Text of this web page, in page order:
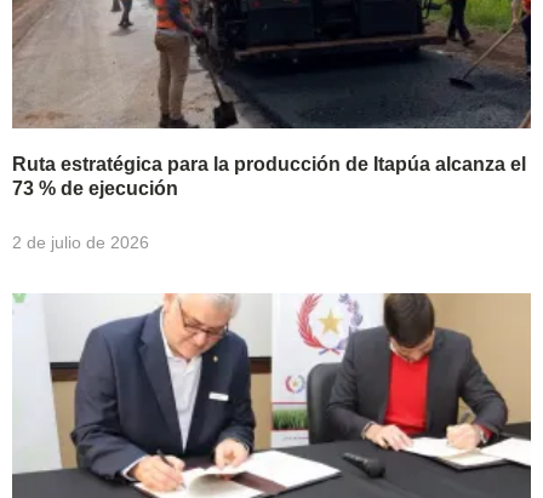
Ruta estratégica para la producción de Itapúa alcanza el
73 % de ejecución
2 de julio de 2026